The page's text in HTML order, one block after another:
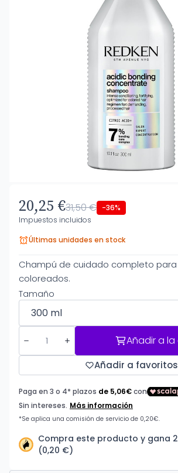
20,25 €31,50 € -36%
Impuestos incluidos
Últimas unidades en stock
Champú de cuidado completo
coloreados.
Tamaño
Añadir a
Añadir a favoritos
Compra este producto y gana
(0,20 €)